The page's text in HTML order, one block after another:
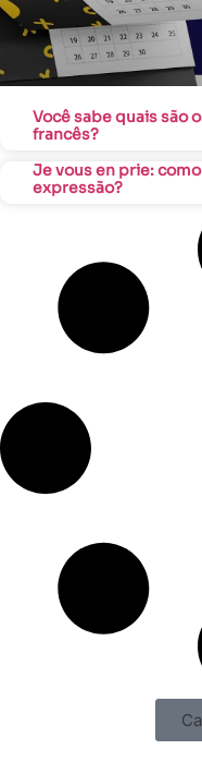
Você sabe quais são
francês?
Je vous en prie:
expressão?